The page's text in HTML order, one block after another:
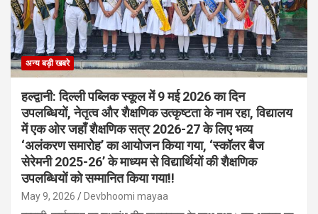
अन्य बड़ी खबरे
हल्द्वानी: दिल्ली पब्लिक स्कूल में 9 मई 2026 का दिन
उपलब्धियों, नेतृत्व और शैक्षणिक उत्कृष्टता के नाम रहा, विद्यालय
में एक ओर जहाँ शैक्षणिक सत्र 2026-27 के लिए भव्य
‘अलंकरण समारोह’ का आयोजन किया गया, ‘स्कॉलर बैज
सेरेमनी 2025-26’ के माध्यम से विद्यार्थियों की शैक्षणिक
उपलब्धियों को सम्मानित किया गया!!
May 9, 2026 Devbhoomi mayaa